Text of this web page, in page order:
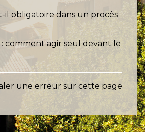
il obligatoire dans un procès
: comment agir seul devant le
une erreur sur cette page